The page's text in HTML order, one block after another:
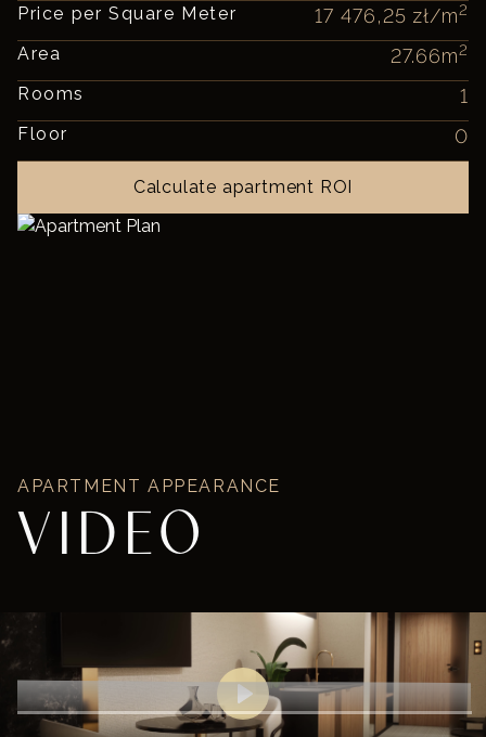
Price per Square Meter 17 476,25 zł/m2
Area 27.66m2
Rooms 1
Floor 0
Calculate apartment ROI
APARTMENT APPEARANCE
VIDEO